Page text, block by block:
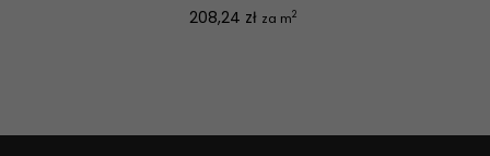
Cena
208,24 zł za m2